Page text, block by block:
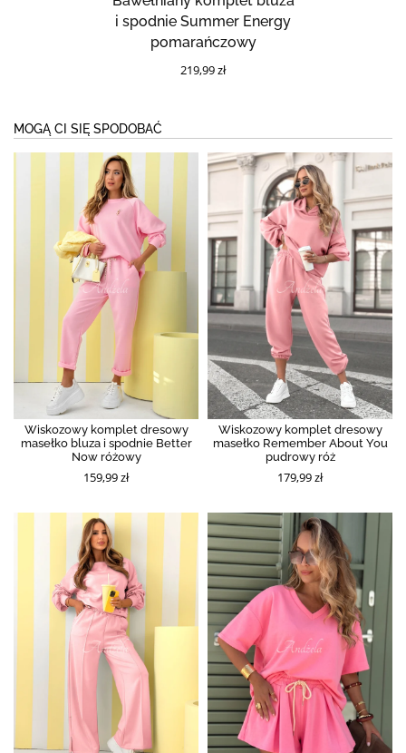
i spodnie Summer Energy
pomarańczowy
219,99 zł
MOGĄ CI SIĘ SPODOBAĆ
Wiskozowy komplet dresowy
masełko bluza i spodnie Better
Now różowy
159,99 zł
Wiskozowy komplet dresowy
masełko Remember About You
pudrowy róż
179,99 zł